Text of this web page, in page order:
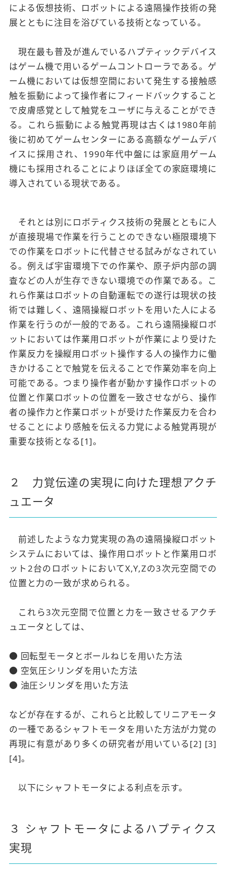
による仮想技術、ロボットによる遠隔操作技術の発
展とともに注目を浴びている技術となっている。
現在最も普及が進んでいるハプティックデバイス
はゲーム機で用いるゲームコントローラである。ゲ
ーム機においては仮想空間において発生する接触感
触を振動によって操作者にフィードバックすること
で皮膚感覚として触覚をユーザに与えることができ
る。これら振動による触覚再現は古くは1980年前
後に初めてゲームセンターにある高額なゲームデバ
イスに採用され、1990年代中盤には家庭用ゲーム
機にも採用されることによりほぼ全ての家庭環境に
導入されている現状である。
それとは別にロボティクス技術の発展とともに人
が直接現場で作業を行うことのできない極限環境下
での作業をロボットに代替させる試みがなされてい
る。例えば宇宙環境下での作業や、原子炉内部の調
査などの人が生存できない環境での作業である。こ
れら作業はロボットの自動運転での遂行は現状の技
術では難しく、遠隔操縦ロボットを用いた人による
作業を行うのが一般的である。これら遠隔操縦ロボ
ットにおいては作業用ロボットが作業により受けた
作業反力を操縦用ロボット操作する人の操作力に働
きかけることで触覚を伝えることで作業効率を向上
可能である。つまり操作者が動かす操作ロボットの
位置と作業ロボットの位置を一致させながら、操作
者の操作力と作業ロボットが受けた作業反力を合わ
せることにより感触を伝える力覚による触覚再現が
重要な技術となる[1]。
２ 力覚伝達の実現に向けた理想アクチ
ュエータ
前述したような力覚実現の為の遠隔操縦ロボット
システムにおいては、操作用ロボットと作業用ロボ
ット2台のロボットにおいてX,Y,Zの3次元空間での
位置と力の一致が求められる。
これら3次元空間で位置と力を一致させるアクチ
ュエータとしては、
● 回転型モータとボールねじを用いた方法
● 空気圧シリンダを用いた方法
● 油圧シリンダを用いた方法
などが存在するが、これらと比較してリニアモータ
の一種であるシャフトモータを用いた方法が力覚の
再現に有意があり多くの研究者が用いている[2] [3]
[4]。
以下にシャフトモータによる利点を示す。
３ シャフトモータによるハプティクス
実現